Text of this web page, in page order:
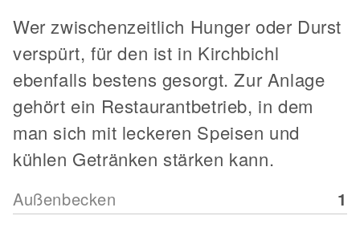
Wer zwischenzeitlich Hunger oder Durst
verspürt, für den ist in Kirchbichl
ebenfalls bestens gesorgt. Zur Anlage
gehört ein Restaurantbetrieb, in dem
man sich mit leckeren Speisen und
kühlen Getränken stärken kann.
Außenbecken 1